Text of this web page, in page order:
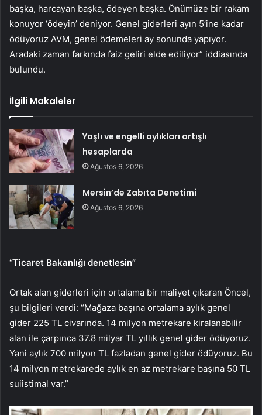
başka, harcayan başka, ödeyen başka. Önümüze bir rakam
konuyor ‘ödeyin’ deniyor. Genel giderleri ayın 5’ine kadar
ödüyoruz AVM, genel ödemeleri ay sonunda yapıyor.
Aradaki zaman farkında faiz geliri elde ediliyor” iddiasında
bulundu.
İlgili Makaleler
Yaşlı ve engelli aylıkları artışlı
hesaplarda
Ağustos 6, 2026
Mersin’de Zabıta Denetimi
Ağustos 6, 2026
“Ticaret Bakanlığı denetlesin”
Ortak alan giderleri için ortalama bir maliyet çıkaran Öncel,
şu bilgileri verdi: “Mağaza başına ortalama aylık genel
gider 225 TL civarında. 14 milyon metrekare kiralanabilir
alan ile çarpınca 37.8 milyar TL yıllık genel gider ödüyoruz.
Yani aylık 700 milyon TL fazladan genel gider ödüyoruz. Bu
14 milyon metrekarede aylık en az metrekare başına 50 TL
suiistimal var.”